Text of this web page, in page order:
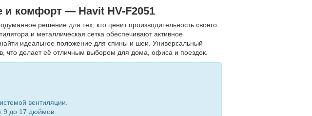
комфорт — Havit HV-F2051
решение для тех, кто ценит производительность своего
и металлическая сетка обеспечивают активное
идеальное положение для спины и шеи. Универсальный
что делает её отличным выбором для дома, офиса и поездок.
вентиляции.
9 до 17 дюймов.